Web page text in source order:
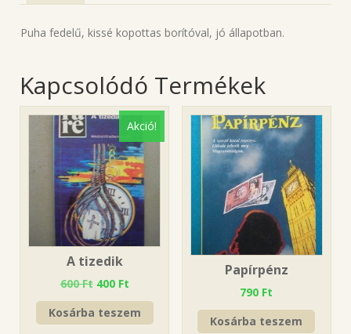
Puha fedelű, kissé kopottas borítóval, jó állapotban.
Kapcsolódó Termékek
Akció!
A tizedik
600Ft 400 Ft
Kosárba teszem
Papírpénz
790 Ft
Kosárba teszem